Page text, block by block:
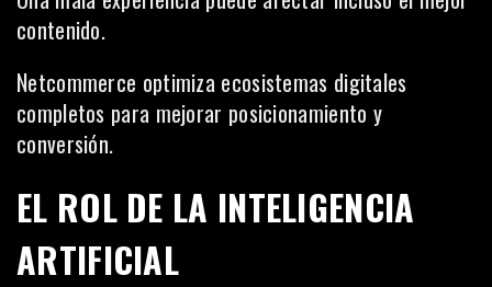
contenido.
Netcommerce optimiza ecosistemas digitales
completos para mejorar posicionamiento y
conversión.
EL ROL DE LA INTELIGENCIA
ARTIFICIAL